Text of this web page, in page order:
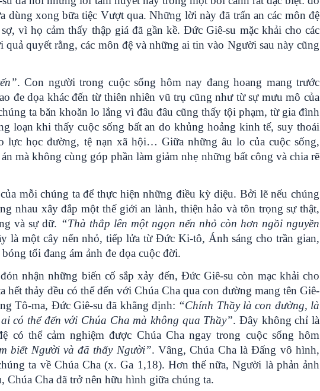
dùng xong bữa tiệc Vượt qua. Những lời này đã trấn an các môn đệ
vì họ cảm thấy thập giá đã gần kề. Đức Giê-su mặc khải cho các
quyết rằng, các môn đệ và những ai tin vào Người sau này cũng
. Con người trong cuộc sống hôm nay đang hoang mang trước
đe dọa khác đến từ thiên nhiên vũ trụ cũng như từ sự mưu mô của
ta băn khoăn lo lắng vì đâu đâu cũng thấy tội phạm, từ gia đình
loạn khi thấy cuộc sống bất an do khủng hoảng kinh tế, suy thoái
lực học đường, tệ nạn xã hội… Giữa những âu lo của cuộc sống,
mà không cùng góp phần làm giảm nhẹ những bất công và chia rẽ
mỗi chúng ta để thực hiện những điều kỳ diệu. Bởi lẽ nếu chúng
nhau xây đắp một thế giới an lành, thiện hảo và tôn trọng sự thật,
và sự dữ. “Thà thắp lên một ngọn nến nhỏ còn hơn ngồi nguyền
là một cây nến nhỏ, tiếp lửa từ Đức Ki-tô, Ánh sáng cho trần gian,
tối đang ám ảnh đe dọa cuộc đời.
nhận những biến cố sắp xảy đến, Đức Giê-su còn mạc khải cho
hết thảy đều có thể đến với Chúa Cha qua con đường mang tên Giê-
Tô-ma, Đức Giê-su đã khẳng định: “Chính Thầy là con đường, là
có thể đến với Chúa Cha mà không qua Thầy”. Đây không chỉ là
có thể cảm nghiệm được Chúa Cha ngay trong cuộc sống hôm
biết Người và đã thấy Người”. Vâng, Chúa Cha là Đấng vô hình,
ta về Chúa Cha (x. Ga 1,18). Hơn thế nữa, Người là phản ảnh
Chúa Cha đã trở nên hữu hình giữa chúng ta.